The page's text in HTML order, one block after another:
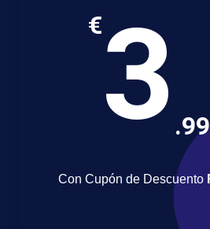
€3 .99
Con Cupón de Descuento